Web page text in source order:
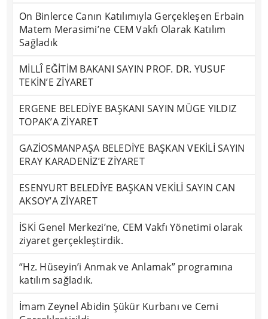
On Binlerce Canın Katılımıyla Gerçekleşen Erbain
Matem Merasimi’ne CEM Vakfı Olarak Katılım
Sağladık
MİLLÎ EĞİTİM BAKANI SAYIN PROF. DR. YUSUF
TEKİN’E ZİYARET
ERGENE BELEDİYE BAŞKANI SAYIN MÜGE YILDIZ
TOPAK’A ZİYARET
GAZİOSMANPAŞA BELEDİYE BAŞKAN VEKİLİ SAYIN
ERAY KARADENİZ’E ZİYARET
ESENYURT BELEDİYE BAŞKAN VEKİLİ SAYIN CAN
AKSOY’A ZİYARET
İSKİ Genel Merkezi’ne, CEM Vakfı Yönetimi olarak
ziyaret gerçekleştirdik.
“Hz. Hüseyin’i Anmak ve Anlamak” programına
katılım sağladık.
İmam Zeynel Abidin Şükür Kurbanı ve Cemi